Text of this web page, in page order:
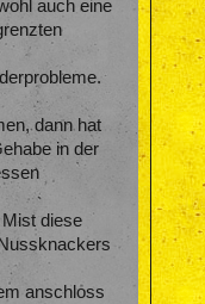
auch eine
dann hat
in der
diese
anschloss